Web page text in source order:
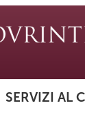
SERVIZI AL